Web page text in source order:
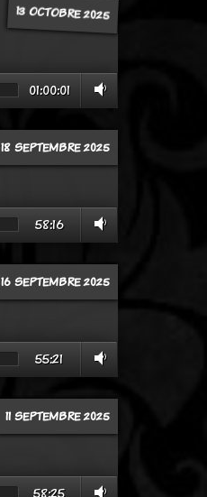
13 OCTOBRE 2025
01:00:01
18 SEPTEMBRE 2025
58:16
16 SEPTEMBRE 2025
55:21
11 SEPTEMBRE 2025
58:25